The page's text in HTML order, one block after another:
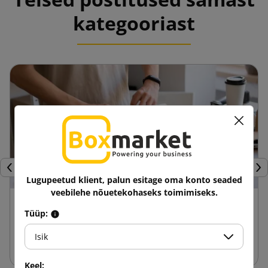
kategooriast
Eelmine
Fasonkarbide eelised võrreldes teiste
pakenditega
Lugupeetud klient, palun esitage oma konto seaded
veebilehe nõuetekohaseks toimimiseks.
Tüüp:
Isik
Keel: